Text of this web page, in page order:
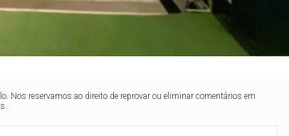
Nos reservamos ao direito de reprovar ou eliminar comentários em